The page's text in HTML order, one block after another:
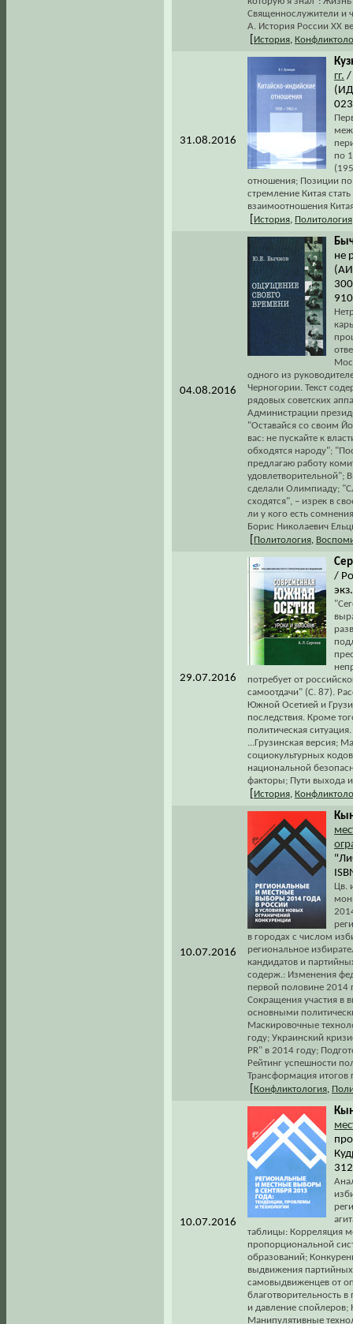
Священнослужители и
А. История России XX
История
31.08.2016
гг. /
по
отношения; Позиции по
стремление Китая
взаимоотношения
История Политология
04.08.2016
не
одного из
Черногории. Текст
рядовых советских
Администрации
"Оставайся со своим
вас: не пускайте к
обходятся народу";
предлагаю работу
удовлетворительной";
сделали Олимпиаду;
сходятся", – изрек в
ли у кого есть
Борис Николаевич
Политология
29.07.2016
/
потребует от
самоотдачи" (С. 87).
Южной Осетией и
последствия. Кроме
политическая
...Грузинская версия;
социокультурных
национальной
факторы; Пути выхода
История
10.07.2016
Цв.
в городах с числом
региональное
кандидатов и
содерж.: Изменения
первой половине 2014
Сокращения участия в
основными
Маскировочные
году; Украинский
PR" в 2014 году;
Рейтинг успешности
Трансформация итогов
Конфликтология
10.07.2016
таблицы: Корреляция
пропорциональной
образований;
выдвижения
самовыдвиженцев от
благотворительность
и давление спойлеров;
Манипулятивные